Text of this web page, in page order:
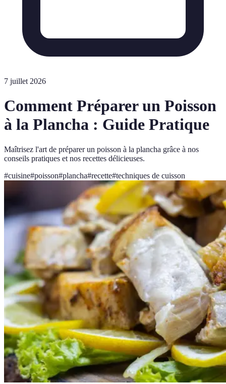
7 juillet 2026
Comment Préparer un Poisson
à la Plancha : Guide Pratique
Maîtrisez l'art de préparer un poisson à la plancha grâce à nos
conseils pratiques et nos recettes délicieuses.
#cuisine#poisson#plancha#recette#techniques de cuisson